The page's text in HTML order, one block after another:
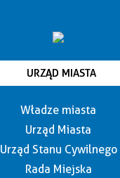
URZĄD MIASTA
Władze miasta
Urząd Miasta
Urząd Stanu Cywilnego
Rada Miejska